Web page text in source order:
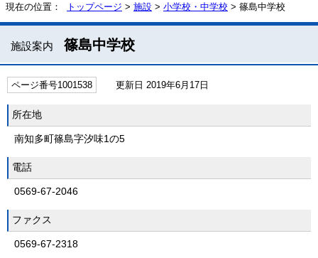
現在の位置： トップページ > 施設 > 小学校・中学校 > 篠島中学校
施設案内 篠島中学校
ページ番号1001538 更新日 2019年6月17日
所在地
南知多町篠島字汐味1の5
電話
0569-67-2046
ファクス
0569-67-2318